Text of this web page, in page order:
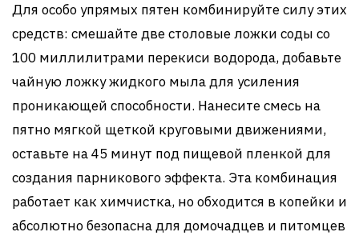
Для особо упрямых пятен комбинируйте силу этих
средств: смешайте две столовые ложки соды со
100 миллилитрами перекиси водорода, добавьте
чайную ложку жидкого мыла для усиления
проникающей способности. Нанесите смесь на
пятно мягкой щеткой круговыми движениями,
оставьте на 45 минут под пищевой пленкой для
создания парникового эффекта. Эта комбинация
работает как химчистка, но обходится в копейки и
абсолютно безопасна для домочадцев и питомцев